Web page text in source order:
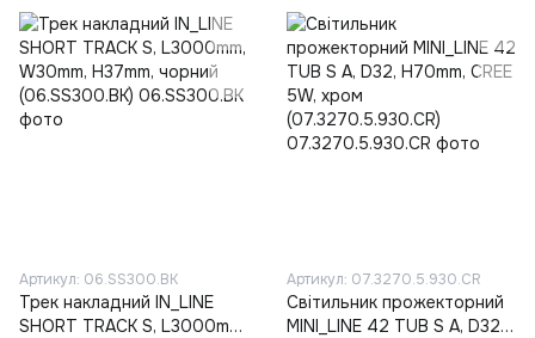
Артикул: 06.SS300.BK
Трек накладний IN_LINE
SHORT TRACK S, L3000mm,
Артикул: 07.3270.5.930.CR
Світильник прожекторний
MINI_LINE 42 TUB S A, D32,